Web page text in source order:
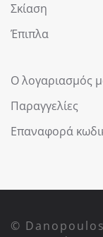
Σκίαση
Έπιπλα
Ο λογαριασμός
Παραγγελίες
Επαναφορά
©